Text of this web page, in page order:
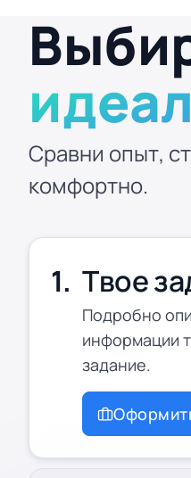
Сравни опыт,
комфортно.
Твое
Подробно
информации
задание.